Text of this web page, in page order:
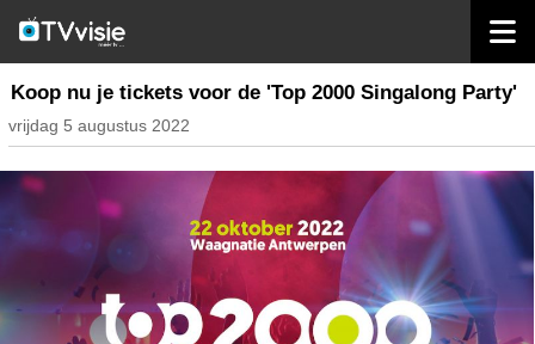
radio belgië
Koop nu je tickets voor de 'Top 2000 Singalong Party'
vrijdag 5 augustus 2022